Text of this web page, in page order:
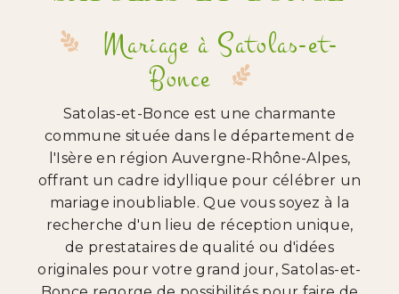
Mariage à Satolas-et-
Bonce
Satolas-et-Bonce est une charmante
commune située dans le département de
l'Isère en région Auvergne-Rhône-Alpes,
offrant un cadre idyllique pour célébrer un
mariage inoubliable. Que vous soyez à la
recherche d'un lieu de réception unique,
de prestataires de qualité ou d'idées
originales pour votre grand jour, Satolas-et-